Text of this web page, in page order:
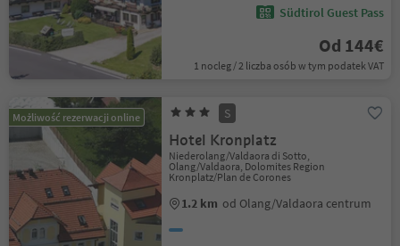
Südtirol Guest Pass
Od 144€
1 nocleg / 2 liczba osób w tym podatek VAT
Możliwość rezerwacji online S
Hotel Kronplatz
Niederolang/Valdaora di Sotto,
Olang/Valdaora, Dolomites Region
Kronplatz/Plan de Corones
1.2 km od Olang/Valdaora centrum